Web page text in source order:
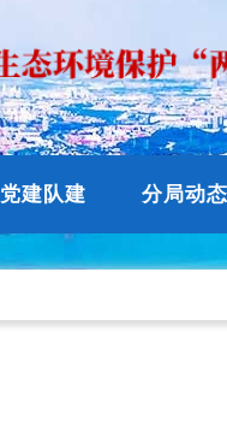
党建队建 分局动态